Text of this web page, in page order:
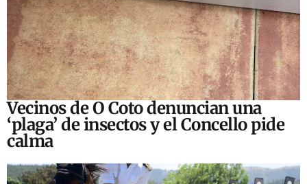
Vecinos de O Coto denuncian una
‘plaga’ de insectos y el Concello pide
calma